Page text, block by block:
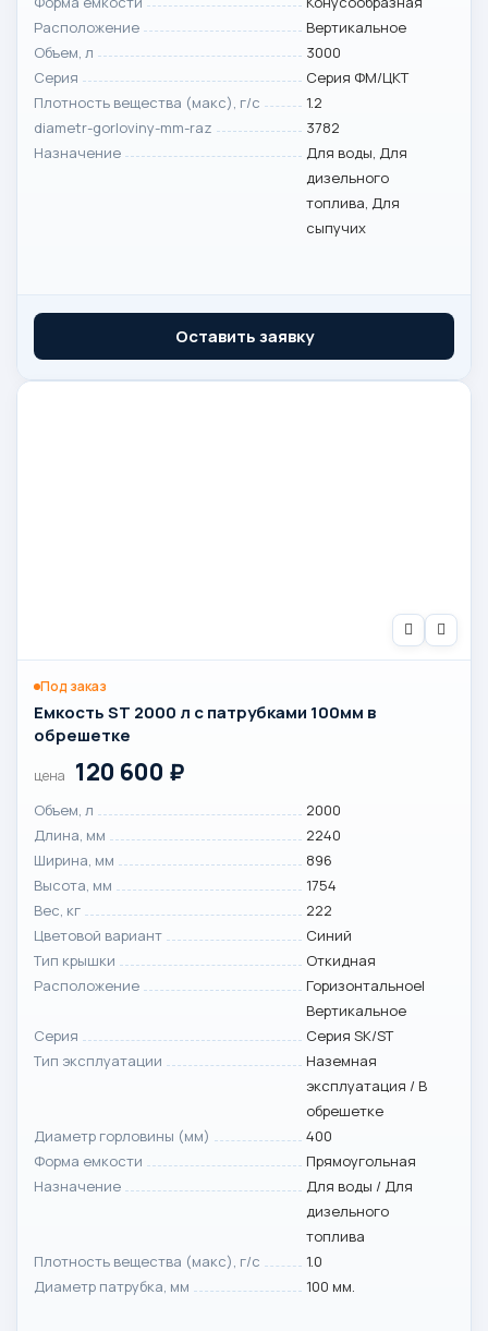
Расположение
Вертикальное
Объем, л
3000
Серия
Серия ФМ/ЦКТ
Плотность вещества (макс), г/с
1.2
diametr-gorloviny-mm-raz
3782
Назначение
Для воды, Для
дизельного
топлива, Для
сыпучих
Оставить заявку
Под заказ
Емкость ST 2000 л с патрубками 100мм в
обрешетке
цена 120 600 ₽
Объем, л
2000
Длина, мм
2240
Ширина, мм
896
Высота, мм
1754
Вес, кг
222
Цветовой вариант
Синий
Тип крышки
Откидная
Расположение
Горизонтальное|
Вертикальное
Серия
Серия SK/ST
Тип эксплуатации
Наземная
эксплуатация / В
обрешетке
Диаметр горловины (мм)
400
Форма емкости
Прямоугольная
Назначение
Для воды / Для
дизельного
топлива
Плотность вещества (макс), г/с
1.0
Диаметр патрубка, мм
100 мм.